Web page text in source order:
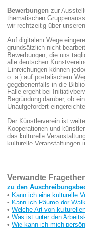
Bewerbungen zur
thematischen
wir rechtzeitig über
Auf digitalem Wege
grundsätzlich nicht
Bewerbungen, die uns
alle deutschen
Einreichungen können
o. ä.) auf postalischem
gegebenenfalls in die
Falle ergeht bei
Begründung darüber, ob
Unaufgefordert
Der Künstlerverein ist
Kooperationen und
das kulturelle
kulturelle Veranstaltungen
Verwandte
zu den
• Kann ich eine kulturelle
• Kann ich Räume der
• Welche Art von
• Was ist unter den
• Wie kann ich mich